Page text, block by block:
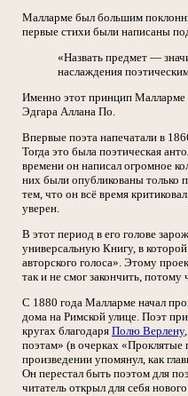
Малларме был большим
первые стихи были написаны
«Назвать предмет —
наслаждения
Именно этот принцип Малларме
Эдгара Аллана По.
Впервые поэта напечатали в
Тогда это была поэтическая
времени он написал огромное
них были опубликованы только
тем, что он всё время
уверен.
В этот период в его голове
универсальную Книгу, в которой
авторского голоса». Этому
так и не смог закончить,
С 1880 года Малларме начал
дома на Римской улице. Поэт
кругах благодаря Полю Верлену
поэтам» (в очерках
произведении упомянул, как
Он перестал быть поэтом для
читатель открыл для себя